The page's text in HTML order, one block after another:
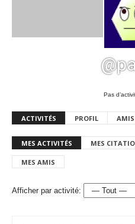
Pas
ACTIVITÉS PROFIL AMIS
MES ACTIVITÉS MES
MES AMIS
Afficher par activité: